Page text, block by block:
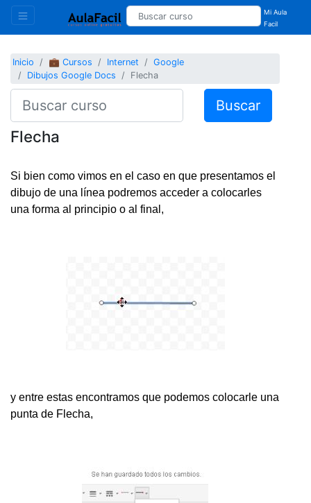
Mi Aula
Facil
Inicio 💼 Cursos Internet
Google
Dibujos Google Docs
Flecha
Buscar
Flecha
Si bien como vimos en el caso en que presentamos el
dibujo de una línea podremos acceder a colocarles
una forma al principio o al final,
y entre estas encontramos que podemos colocarle una
punta de Flecha,